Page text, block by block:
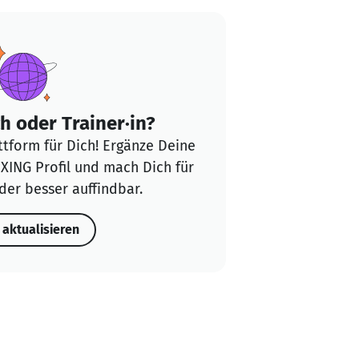
oder Trainer·in?
für Dich! Ergänze Deine
Profil und mach Dich für
besser auffindbar.